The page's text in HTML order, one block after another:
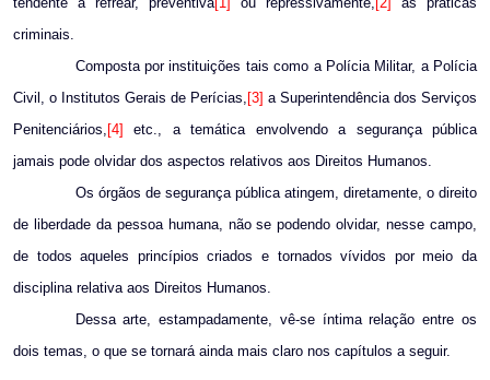
criminais.
Composta por instituições tais como a Polícia Militar, a Polícia
Civil, o Institutos Gerais de Perícias, [3] a Superintendência dos Serviços
Penitenciários, [4]
etc., a temática envolvendo a segurança pública
jamais pode olvidar dos aspectos relativos aos Direitos Humanos.
Os órgãos de segurança pública atingem, diretamente, o direito
de liberdade da pessoa humana, não se podendo olvidar, nesse campo,
de todos aqueles princípios criados e tornados vívidos por meio da
disciplina relativa aos Direitos Humanos.
Dessa arte, estampadamente, vê-se íntima relação entre os
dois temas, o que se tornará ainda mais claro nos capítulos a seguir.